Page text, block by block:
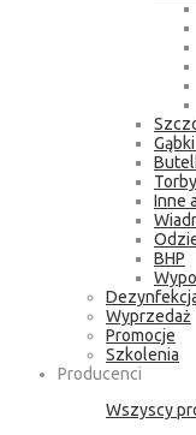
Inne
BHP
Wyprzedaż
Promocje
Szkolenia
Producenci
Wszyscy